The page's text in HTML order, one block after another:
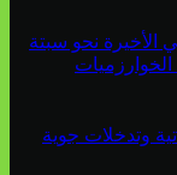
الأخيرة نحو سبتة
وتدخلات جوية